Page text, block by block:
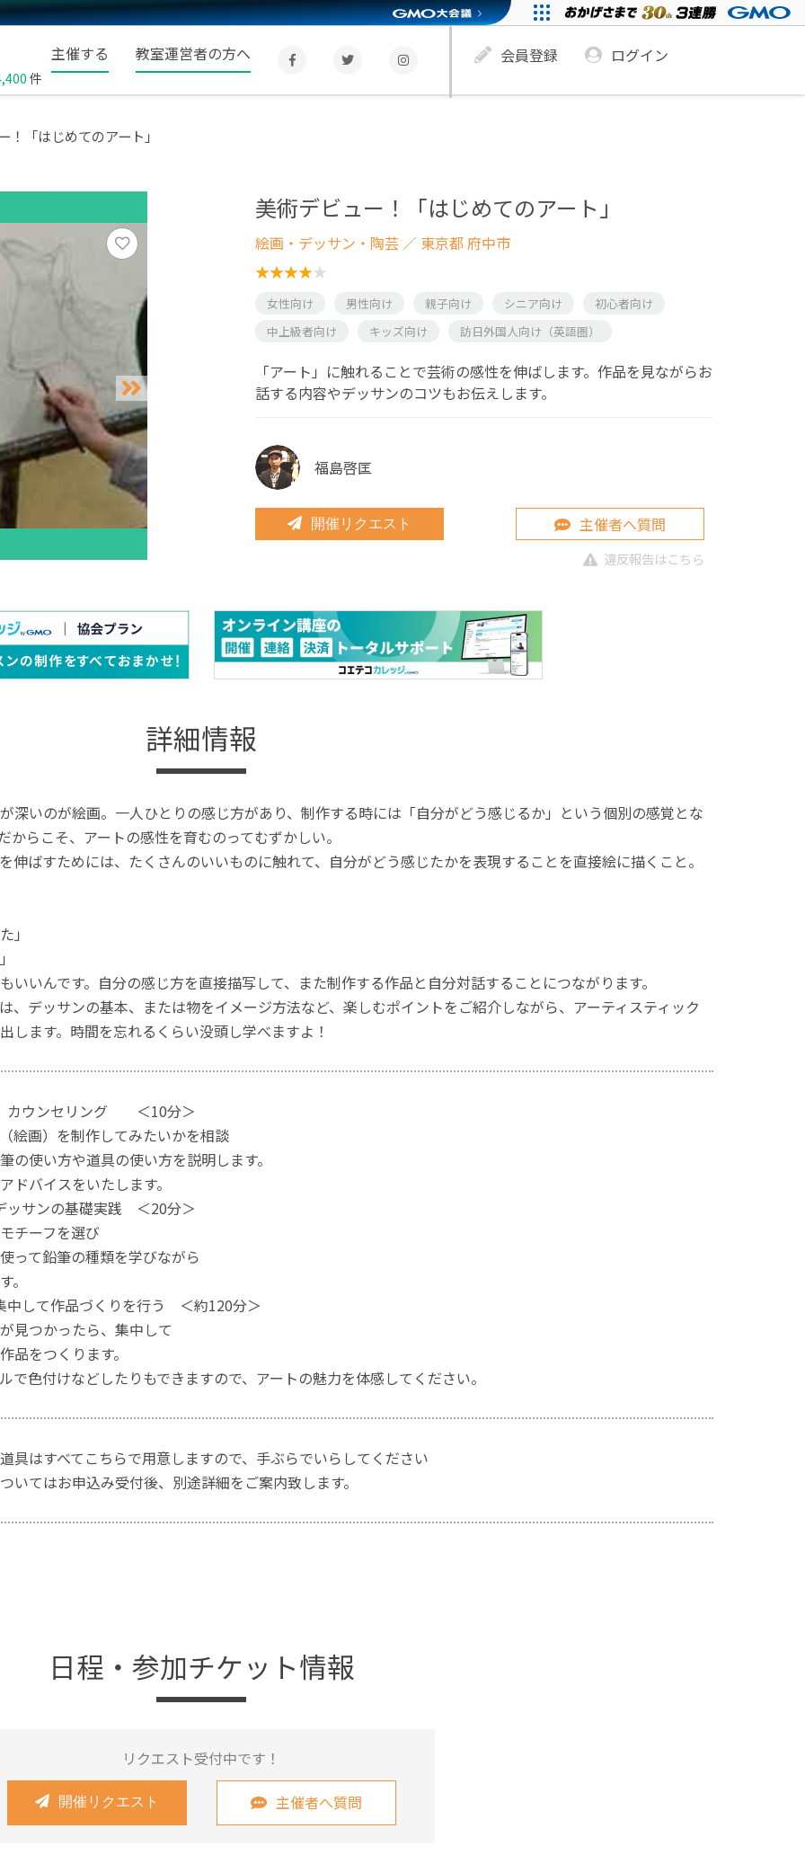
件
主催する 教室運営者の方へ 会員登録 ログイン
！「はじめてのアート」
美術デビュー！「はじめてのアート」
絵画・デッサン・陶芸 ／ 東京都 府中市
女性向け 男性向け 親子向け シニア向け
初心者向け
中上級者向け
キッズ向け 訪日外国人向け（英語圏）
「アート」に触れることで芸術の感性を伸ばします。作品を見ながらお
話する内容やデッサンのコツもお伝えします。
福島啓匡
開催リクエスト 主催者へ質問
違反報告はこちら
詳細情報
深いのが絵画。一人ひとりの感じ方があり、制作する時には「自分がどう感じるか」という個別の感覚とな
からこそ、アートの感性を育むのってむずかしい。
伸ばすためには、たくさんのいいものに触れて、自分がどう感じたかを表現することを直接絵に描くこと。
」
いいんです。自分の感じ方を直接描写して、また制作する作品と自分対話することにつながります。
、デッサンの基本、または物をイメージ方法など、楽しむポイントをご紹介しながら、アーティスティック
します。時間を忘れるくらい没頭し学べますよ！
ンセリング ＜10分＞
絵画）を制作してみたいかを相談
の使い方や道具の使い方を説明します。
ドバイスをいたします。
サンの基礎実践 ＜20分＞
チーフを選び
って鉛筆の種類を学びながら
。
して作品づくりを行う ＜約120分＞
見つかったら、集中して
品をつくります。
で色付けなどしたりもできますので、アートの魅力を体感してください。
具はすべてこちらで用意しますので、手ぶらでいらしてください
いてはお申込み受付後、別途詳細をご案内致します。
日程・参加チケット情報
リクエスト受付中です！
開催リクエスト 主催者へ質問